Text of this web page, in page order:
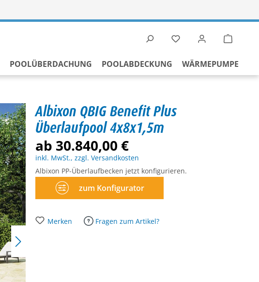
Du hast 0 Produkte auf
POOLÜBERDACHUNG POOLABDECKUNG WÄRMEPUMPE
Albixon QBIG Benefit Plus
Überlaufpool 4x8x1,5m
ab 30.840,00 €
inkl. MwSt., zzgl. Versandkosten
Albixon PP-Überlaufbecken jetzt konfigurieren.
zum Konfigurator
Merken Fragen zum Artikel?